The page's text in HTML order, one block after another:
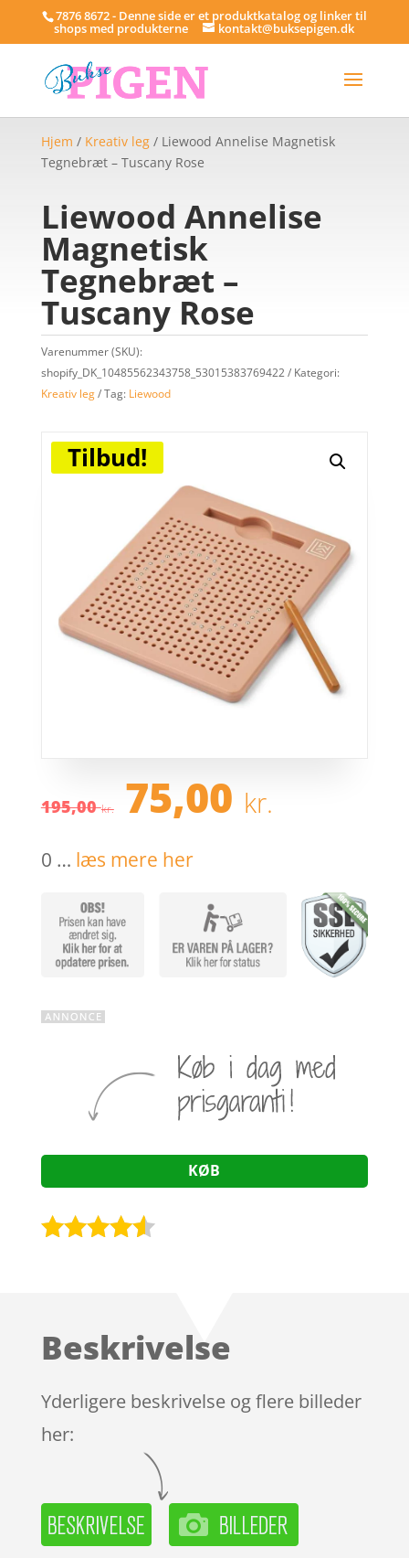
7876 8672 - Denne side er et produktkatalog og linker til
shops med produkterne kontakt@buksepigen.dk
Hjem / Kreativ leg/ Liewood Annelise Magnetisk
Tegnebræt – Tuscany Rose
Liewood Annelise
Magnetisk
Tegnebræt –
Tuscany Rose
Varenummer (SKU):
shopify_DK_10485562343758_53015383769422
Kategori:
Kreativ leg
Tag: Liewood
Tilbud!
195,00kr. Den
oprindelige
pris
var:
195,00 kr..
75,00 kr.
75,00
0 … læs mere her
KØB
på
mmelser
Beskrivelse
Yderligere beskrivelse og flere billeder
her: